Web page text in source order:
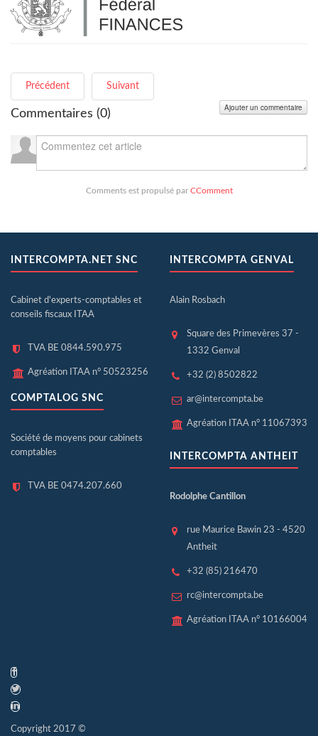
Précédent Suivant
Commentaires (0) Ajouter un commentaire
Comments est propulsé par CComment
INTERCOMPTA.NET SNC
Cabinet d'experts-comptables et
conseils fiscaux ITAA
TVA BE 0844.590.975
Agréation ITAA n° 50523256
COMPTALOG SNC
Société de moyens pour cabinets
comptables
TVA BE 0474.207.660
INTERCOMPTA GENVAL
Alain Rosbach
Square des Primevères 37 -
1332 Genval
+32 (2) 8502822
ar@intercompta.be
Agréation ITAA n° 11067393
INTERCOMPTA ANTHEIT
Rodolphe Cantillon
rue Maurice Bawin 23 - 4520
Antheit
+32 (85) 216470
rc@intercompta.be
Agréation ITAA n° 10166004
Copyright 2017 ©